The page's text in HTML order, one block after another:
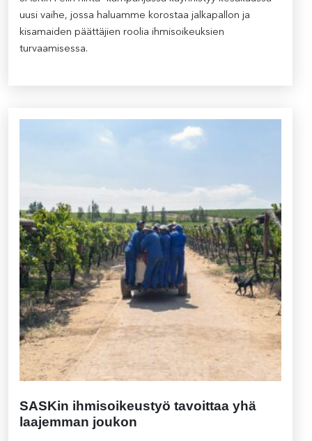
uusi vaihe, jossa haluamme korostaa jalkapallon ja
kisamaiden päättäjien roolia ihmisoikeuksien
turvaamisessa.
SASKin ihmisoikeustyö tavoittaa yhä
laajemman joukon